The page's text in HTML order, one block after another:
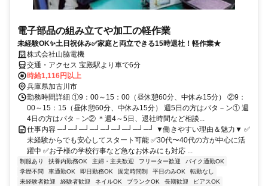
電子部品の組み立てや加工の軽作業
未経験OK✨土日祝休み✅家庭と両立できる15時退社！軽作業★
株式会社山脇電機
交通・アクセス 宝殿駅より車で6分
時給1,116円以上
兵庫県加古川市
勤務時間詳細 ①9：00～15：00（昼休憩60分、中休み15分） ②9：
00～15：15（昼休憩60分、中休み15分） 週5日の方はパタ－ン① 週
4日の方はパタ－ン② ＊週4～5日、退社時間など相談...
仕事内容 ─┘─┘─┘─┘─┘─┘─┘─┘─┘ ▼働きやすい理由＆魅力▼ ✅
未経験からでも安心してスタート可能 ✅30代〜40代の方が中心に活
躍中 ✅お子様の学校行事など急なお休みにも対応 ...
制服あり 扶養内勤務OK 主婦・主夫歓迎 フリーター歓迎
バイク通勤OK
学歴不問
車通勤OK 即日勤務OK 固定時間制 平日のみOK
転勤なし
未経験者歓迎
経験者歓迎 ネイルOK ブランクOK 長期歓迎
ピアスOK